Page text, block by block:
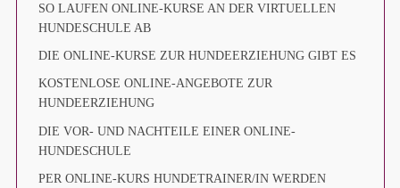
SO LAUFEN ONLINE-KURSE AN DER VIRTUELLEN
HUNDESCHULE AB
DIE ONLINE-KURSE ZUR HUNDEERZIEHUNG GIBT ES
KOSTENLOSE ONLINE-ANGEBOTE ZUR
HUNDEERZIEHUNG
DIE VOR- UND NACHTEILE EINER ONLINE-
HUNDESCHULE
PER ONLINE-KURS HUNDETRAINER/IN WERDEN